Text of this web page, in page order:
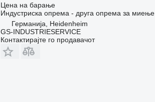
Цена на барање
Индустриска опрема - друга опрема за миење
Германија, Heidenheim
GS-INDUSTRIESERVICE
Контактирајте го продавачот